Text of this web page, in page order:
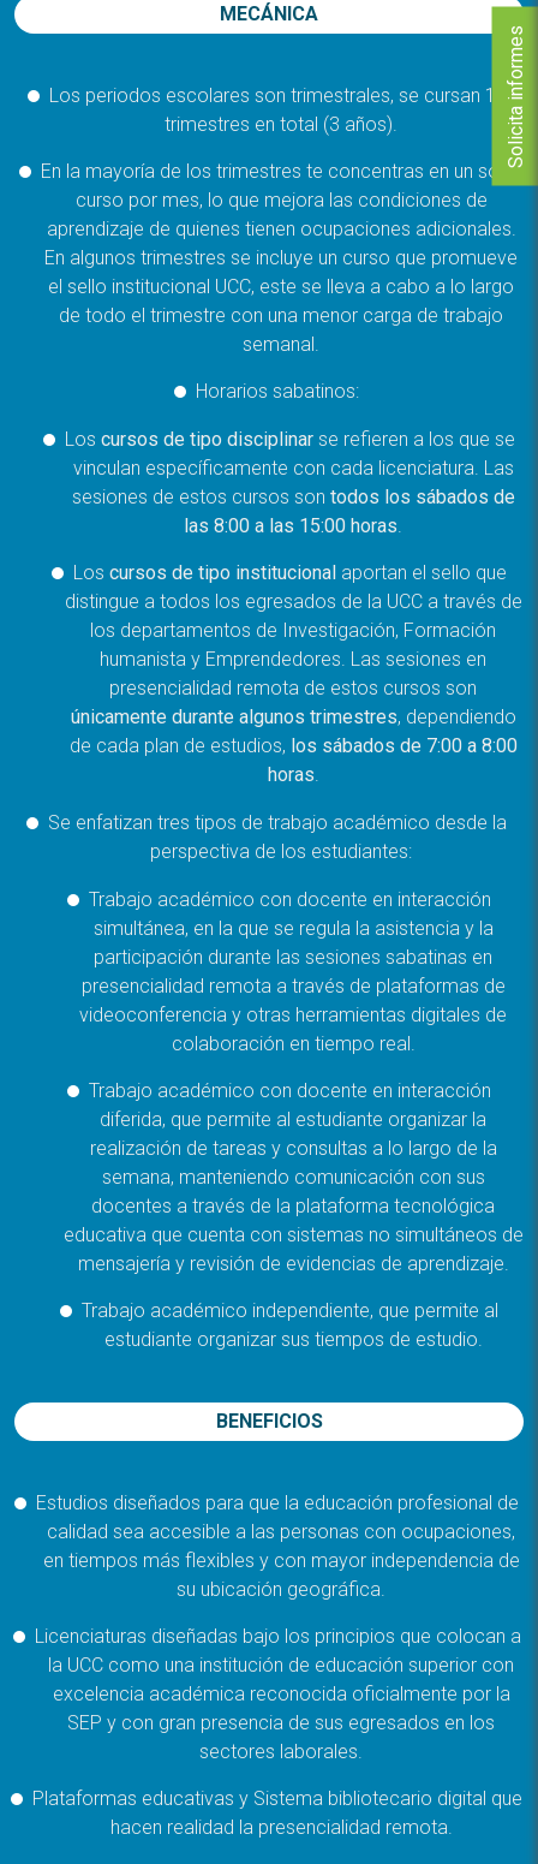
Solicita informes
MECÁNICA
Los periodos escolares son trimestrales, se cursan 12
trimestres en total (3 años).
En la mayoría de los trimestres te concentras en un solo
curso por mes, lo que mejora las condiciones de
aprendizaje de quienes tienen ocupaciones adicionales.
En algunos trimestres se incluye un curso que promueve
el sello institucional UCC, este se lleva a cabo a lo largo
de todo el trimestre con una menor carga de trabajo
semanal.
Horarios sabatinos:
Los cursos de tipo disciplinarse refieren a los que se
vinculan específicamente con cada licenciatura. Las
sesiones de estos cursos son todos los sábados de
las 8:00 a las 15:00 horas
Los cursos de tipo institucionalaportan el sello que
distingue a todos los egresados de la UCC a través de
los departamentos de Investigación, Formación
humanista y Emprendedores. Las sesiones en
presencialidad remota de estos cursos son
únicamente durante algunos trimestres, dependiendo
de cada plan de estudios, los sábados de 7:00 a 8:00
horas
Se enfatizan tres tipos de trabajo académico desde la
perspectiva de los estudiantes:
Trabajo académico con docente en interacción
simultánea, en la que se regula la asistencia y la
participación durante las sesiones sabatinas en
presencialidad remota a través de plataformas de
videoconferencia y otras herramientas digitales de
colaboración en tiempo real.
Trabajo académico con docente en interacción
diferida, que permite al estudiante organizar la
realización de tareas y consultas a lo largo de la
semana, manteniendo comunicación con sus
docentes a través de la plataforma tecnológica
educativa que cuenta con sistemas no simultáneos de
mensajería y revisión de evidencias de aprendizaje.
Trabajo académico independiente, que permite al
estudiante organizar sus tiempos de estudio.
BENEFICIOS
Estudios diseñados para que la educación profesional de
calidad sea accesible a las personas con ocupaciones,
en tiempos más flexibles y con mayor independencia de
su ubicación geográfica.
Licenciaturas diseñadas bajo los principios que colocan a
la UCC como una institución de educación superior con
excelencia académica reconocida oficialmente por la
SEP y con gran presencia de sus egresados en los
sectores laborales.
Plataformas educativas y Sistema bibliotecario digital que
hacen realidad la presencialidad remota.